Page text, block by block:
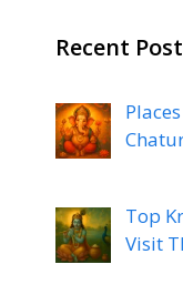
Recent
Top
Visit